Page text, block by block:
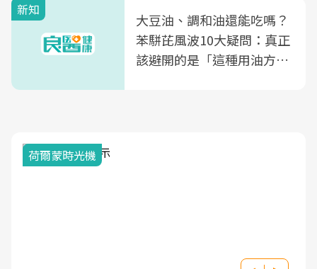
新知
大豆油、調和油還能吃嗎？
苯駢芘風波10大疑問：真正
該避開的是「這種用油方
荷爾蒙時光機